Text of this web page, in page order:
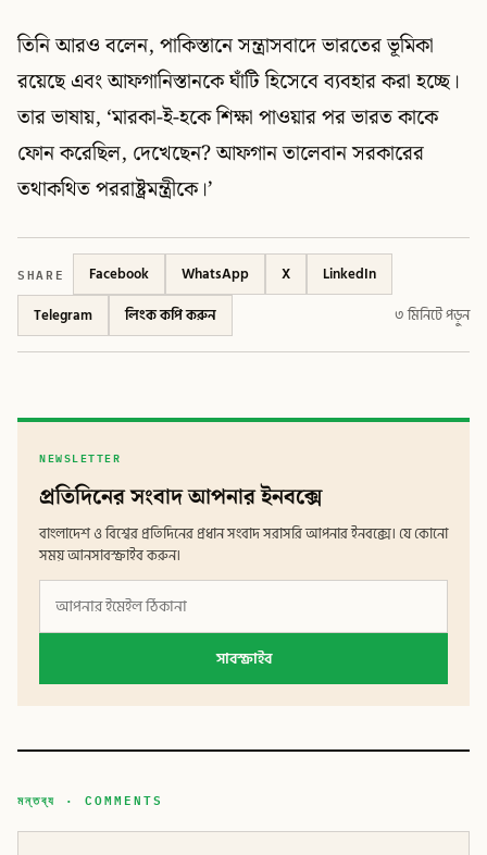
তিনি আরও বলেন, পাকিস্তানে সন্ত্রাসবাদে ভারতের ভূমিকা
রয়েছে এবং আফগানিস্তানকে ঘাঁটি হিসেবে ব্যবহার করা হচ্ছে।
তার ভাষায়, ‘মারকা-ই-হকে শিক্ষা পাওয়ার পর ভারত কাকে
ফোন করেছিল, দেখেছেন? আফগান তালেবান সরকারের
তথাকথিত পররাষ্ট্রমন্ত্রীকে।’
SHARE Facebook WhatsApp X
LinkedIn
Telegram
লিংক কপি করুন ৩ মিনিটে পড়ুন
NEWSLETTER
প্রতিদিনের সংবাদ আপনার ইনবক্সে
বাংলাদেশ ও বিশ্বের প্রতিদিনের প্রধান সংবাদ সরাসরি আপনার ইনবক্সে। যে কোনো
সময় আনসাবস্ক্রাইব করুন।
সাবস্ক্রাইব
মন্তব্য · COMMENTS